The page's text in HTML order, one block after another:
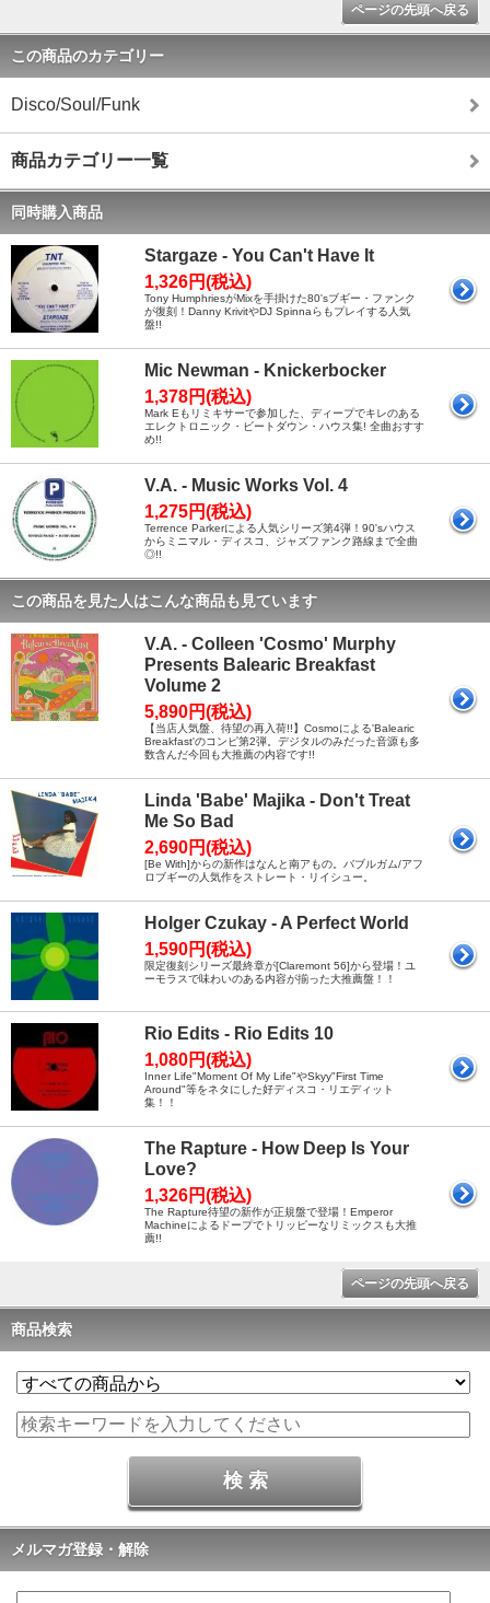
ページの先頭へ戻る
この商品のカテゴリー
Disco/Soul/Funk
商品カテゴリー一覧
同時購入商品
Stargaze - You Can't Have It
1,326円(税込)
Tony HumphriesがMixを手掛けた80'sブギー・ファンク
が復刻！Danny KrivitやDJ Spinnaらもプレイする人気
盤!!
Mic Newman - Knickerbocker
1,378円(税込)
Mark Eもリミキサーで参加した、ディープでキレのある
エレクトロニック・ビートダウン・ハウス集! 全曲おすす
め!!
V.A. - Music Works Vol. 4
1,275円(税込)
Terrence Parkerによる人気シリーズ第4弾！90'sハウス
からミニマル・ディスコ、ジャズファンク路線まで全曲
◎!!
この商品を見た人はこんな商品も見ています
V.A. - Colleen 'Cosmo' Murphy
Presents Balearic Breakfast
Volume 2
5,890円(税込)
【当店人気盤、待望の再入荷!!】Cosmoによる'Balearic
Breakfast'のコンピ第2弾。デジタルのみだった音源も多
数含んだ今回も大推薦の内容です!!
Linda 'Babe' Majika - Don't Treat
Me So Bad
2,690円(税込)
[Be With]からの新作はなんと南アもの。バブルガム/アフ
ロブギーの人気作をストレート・リイシュー。
Holger Czukay - A Perfect World
1,590円(税込)
限定復刻シリーズ最終章が[Claremont 56]から登場！ユ
ーモラスで味わいのある内容が揃った大推薦盤！！
Rio Edits - Rio Edits 10
1,080円(税込)
Inner Life"Moment Of My Life"やSkyy"First Time
Around"等をネタにした好ディスコ・リエディット
集！！
The Rapture - How Deep Is Your
Love?
1,326円(税込)
The Rapture待望の新作が正規盤で登場！Emperor
Machineによるドープでトリッピーなリミックスも大推
薦!!
ページの先頭へ戻る
商品検索
メルマガ登録・解除